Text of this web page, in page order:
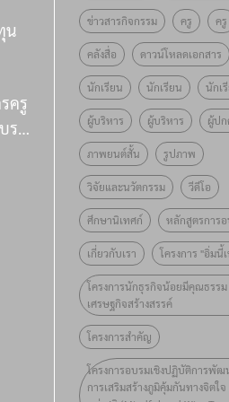
น
อิ่ม
ครู
รม
ข่าวสารกิจกรรม ครู ครู
คลังสื่อ ดาวน์โหลดเอกสาร
นักเรียน นักเรียน นักเ
ผู้บริหาร ผู้บริหาร ผู้ปก
ภาพยนต์สั้น รูปภาพ
วิจัยและนวัตกรรม วีดีโอ
ศึกษานิเทศก์ หลักสูตรการ
เกี่ยวกับเรา โครงการ "อิ่มนี้
โครงการนักธุรกิจน้อยมีคุณธรรม
เศรษฐกิจสร้างสรรค์
โครงการสำคัญ
โครงการอบรมเชิงปฏิบัติการพัฒ
การเสริมสร้างภูมิคุ้มกันทางจิตใ